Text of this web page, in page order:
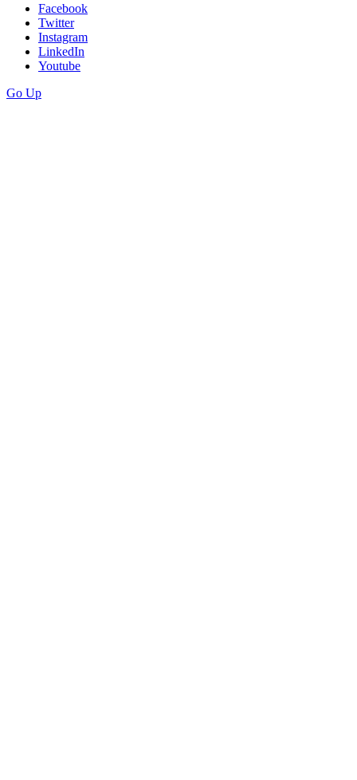
Facebook
Twitter
Instagram
LinkedIn
Youtube
Go Up